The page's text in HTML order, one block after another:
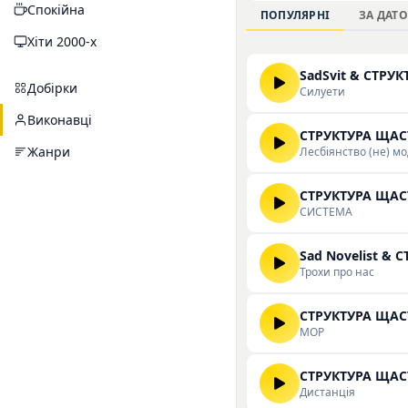
Спокійна
Хіти 2000-х
Добірки
Виконавці
Жанри
слухачів, які
повною
ПОПУЛЯРНІ ЗА
SadSvit &
Силуети
СТРУКТУРА
Лесбіянство (не)
СТРУКТУРА
СИСТЕМА
Sad Novelist &
Трохи про нас
СТРУКТУРА
МОР
СТРУКТУРА
Дистанція